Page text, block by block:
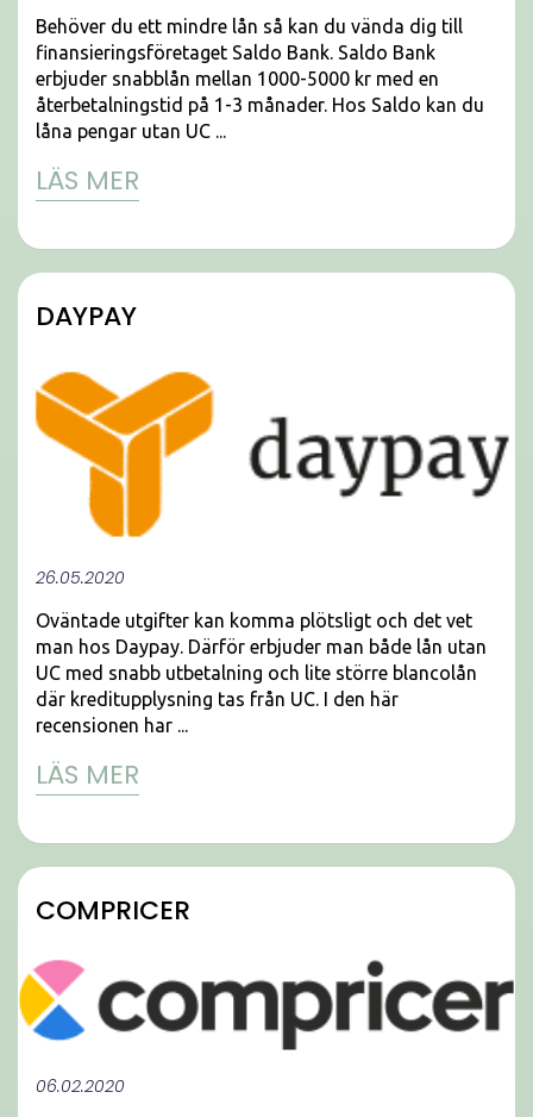
Behöver du ett mindre lån så kan du vända dig till
finansieringsföretaget Saldo Bank. Saldo Bank
erbjuder snabblån mellan 1000-5000 kr med en
återbetalningstid på 1-3 månader. Hos Saldo kan du
låna pengar utan UC ...
LÄS MER
DAYPAY
26.05.2020
Oväntade utgifter kan komma plötsligt och det vet
man hos Daypay. Därför erbjuder man både lån utan
UC med snabb utbetalning och lite större blancolån
där kreditupplysning tas från UC. I den här
recensionen har ...
LÄS MER
COMPRICER
06.02.2020